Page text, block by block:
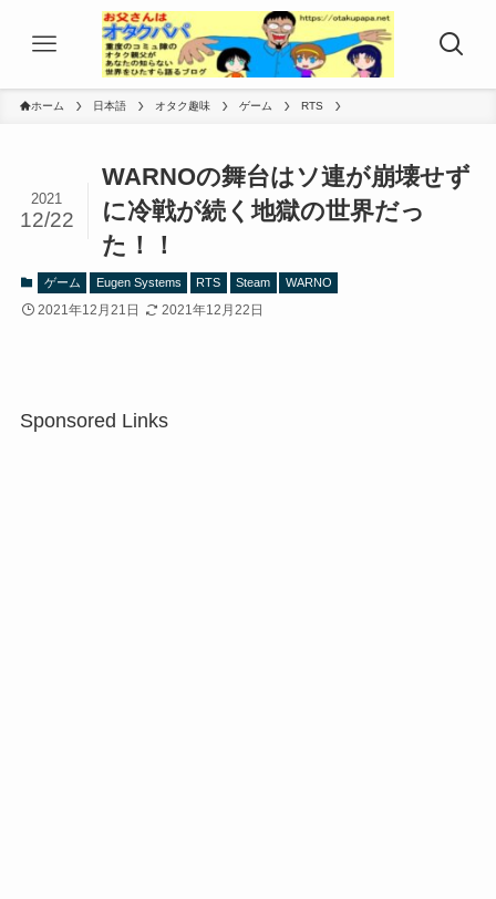
ホーム 日本語 オタク趣味 ゲーム RTS
WARNOの舞台はソ連が崩壊せず
に冷戦が続く地獄の世界だっ
た！！
2021
12/22
ゲーム Eugen Systems RTS Steam WARNO
2021年12月21日 2021年12月22日
Sponsored Links